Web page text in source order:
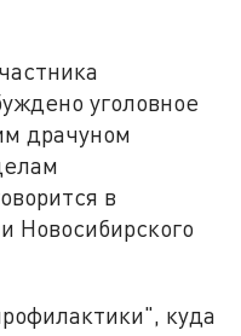
уголовное
драчуном
в
Новосибирского
куда